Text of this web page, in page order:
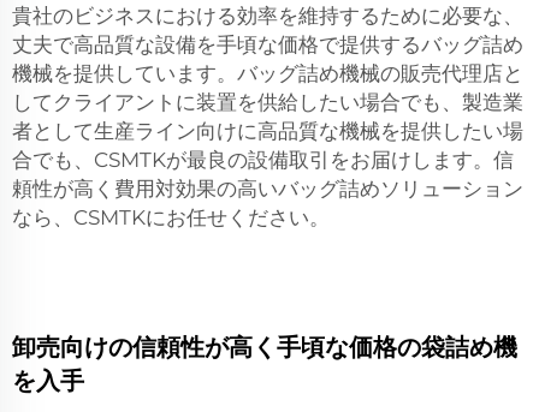
貴社のビジネスにおける効率を維持するために必要な、
丈夫で高品質な設備を手頃な価格で提供するバッグ詰め
機械を提供しています。バッグ詰め機械の販売代理店と
してクライアントに装置を供給したい場合でも、製造業
者として生産ライン向けに高品質な機械を提供したい場
合でも、CSMTKが最良の設備取引をお届けします。信
頼性が高く費用対効果の高いバッグ詰めソリューション
なら、CSMTKにお任せください。
卸売向けの信頼性が高く手頃な価格の袋詰め機
を入手